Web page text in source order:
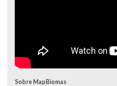
Sobre MapBiomas